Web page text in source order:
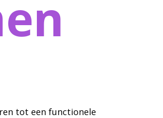
tot een functionele